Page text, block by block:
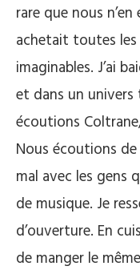
rare que nous
achetait toutes
imaginables. J’ai
et dans un univers
écoutions
Nous écoutions
mal avec les gens
de musique. Je
d’ouverture. En
de manger le